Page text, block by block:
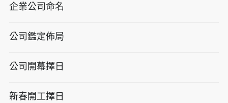
企業公司命名
公司鑑定佈局
公司開幕擇日
新春開工擇日